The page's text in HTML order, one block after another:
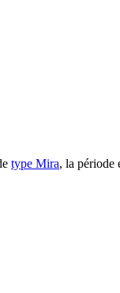
type Mira, la période